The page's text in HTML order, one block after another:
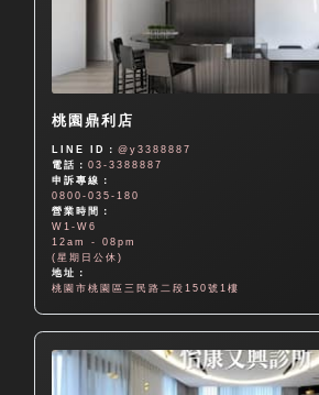
桃園鼎利店
LINE ID：@y3388887
電話：03-3388887
申訴專線：
0800-035-180
營業時間：
W1-W6
12am - 08pm
(星期日公休)
地址：
桃園市桃園區三民路二段150號1樓